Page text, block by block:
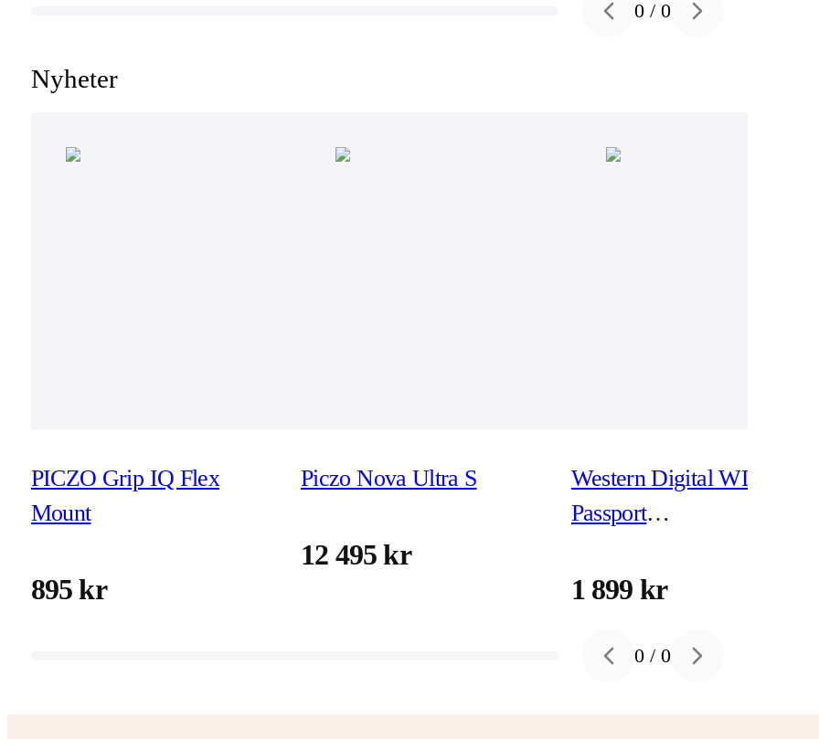
Previous slide
0 /0 Next slide
Nyheter
PICZO Grip IQ Flex
Mount
895 kr
Piczo Nova Ultra S
12 495 kr
Western Digital WD My
Passport
hårddisk 4 TB USB 3.2
1 899 kr
Previous slide
0 /0 Next slide